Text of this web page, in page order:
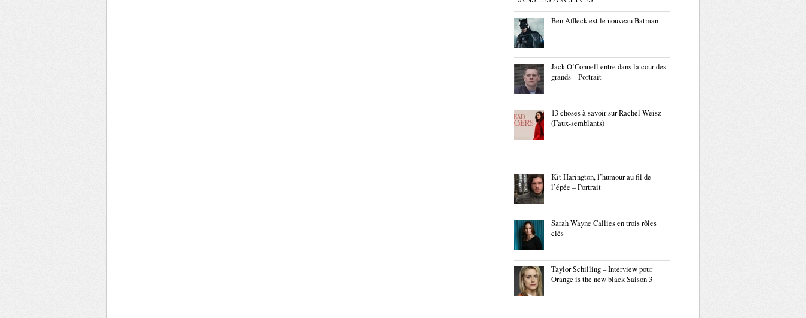
Ben Affleck est le nouveau Batman
Jack O’Connell entre dans la cour des
grands – Portrait
13 choses à savoir sur Rachel Weisz
(Faux-semblants)
Kit Harington, l’humour au fil de
l’épée – Portrait
Sarah Wayne Callies en trois rôles
clés
Taylor Schilling – Interview pour
Orange is the new black Saison 3